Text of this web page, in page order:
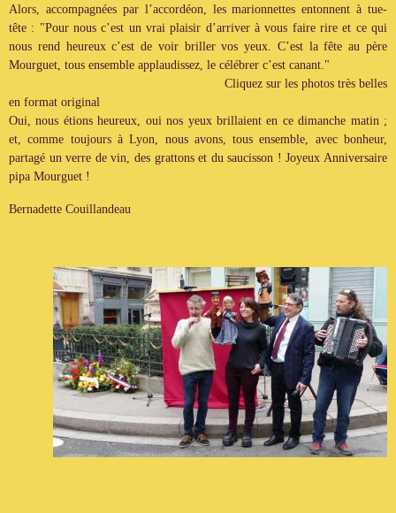
Alors, accompagnées par l’accordéon, les marionnettes entonnent à tue-
tête : "Pour nous c’est un vrai plaisir d’arriver à vous faire rire et ce qui
nous rend heureux c’est de voir briller vos yeux. C’est la fête au père
Mourguet, tous ensemble applaudissez, le célébrer c’est canant."
Cliquez sur les photos très belles
en format original
Oui, nous étions heureux, oui nos yeux brillaient en ce dimanche matin ;
et, comme toujours à Lyon, nous avons, tous ensemble, avec bonheur,
partagé un verre de vin, des grattons et du saucisson ! Joyeux Anniversaire
pipa Mourguet !
Bernadette Couillandeau